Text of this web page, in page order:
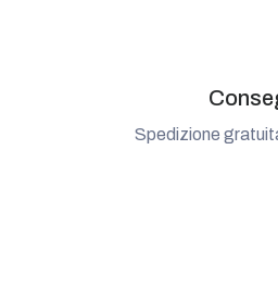
Spedizione